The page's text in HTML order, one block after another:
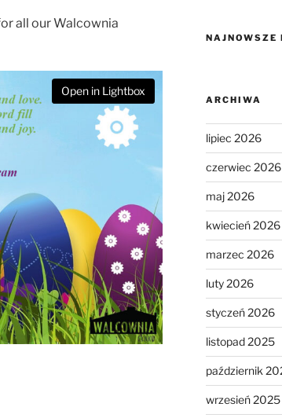
all our Walcownia
Open in Lightbox
NAJNOWSZE
ARCHIWA
lipiec 2026
czerwiec 2026
maj 2026
kwiecień 2026
marzec 2026
luty 2026
styczeń 2026
listopad 2025
październik
wrzesień 2025